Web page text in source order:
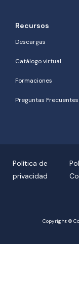
Recursos
Descargas
Catálogo virtual
Formaciones
Preguntas Frecuentes
Copyright ©
Política de
privacidad